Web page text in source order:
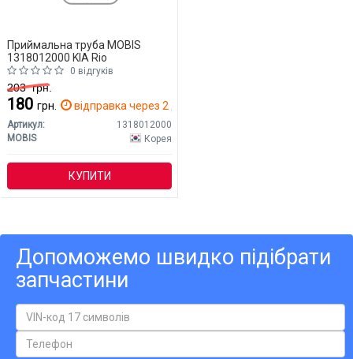
Приймальна труба MOBIS
1318012000 KIA Rio
0 відгуків
203грн.
180 грн. відправка через 2 дн.
Артикул:
1318012000
MOBIS
Корея
КУПИТИ
Допоможемо швидко підібрати
запчастини